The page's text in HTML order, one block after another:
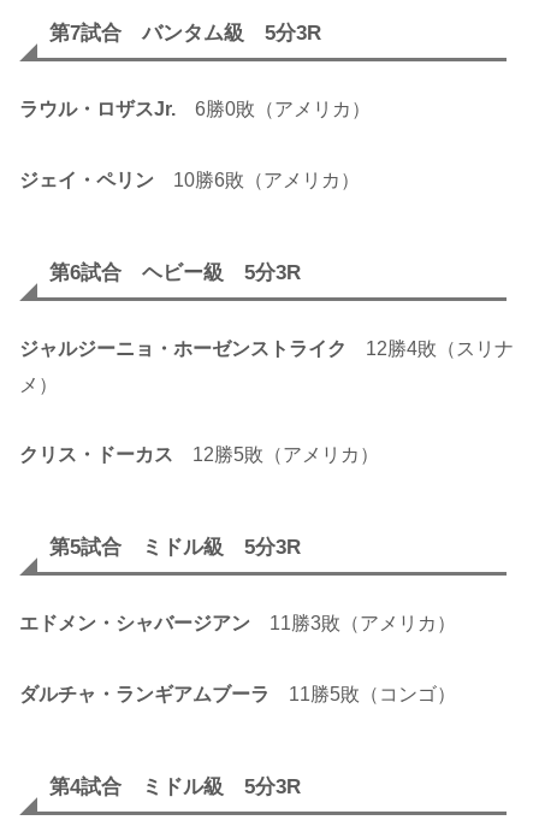
第7試合 バンタム級 5分3R
ラウル・ロザスJr. 6勝0敗（アメリカ）
ジェイ・ペリン 10勝6敗（アメリカ）
第6試合 ヘビー級 5分3R
ジャルジーニョ・ホーゼンストライク
12勝4敗（スリナ
メ）
クリス・ドーカス 12勝5敗（アメリカ）
第5試合 ミドル級 5分3R
エドメン・シャバージアン 11勝3敗（アメリカ）
ダルチャ・ランギアムブーラ 11勝5敗（コンゴ）
第4試合 ミドル級 5分3R